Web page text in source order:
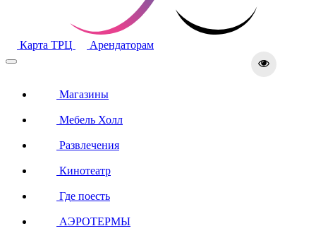
Карта ТРЦ Арендаторам
Магазины
Мебель Холл
Развлечения
Кинотеатр
Где поесть
АЭРОТЕРМЫ